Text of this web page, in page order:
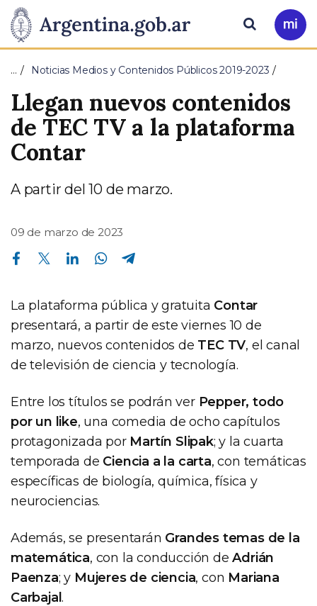
Presidencia
de
la
Nación
Pasar al contenido principal
Ir
a
Buscar
… Noticias Medios y Contenidos Públicos 2019-2023
Llegan nuevos contenidos
de TEC TV a la plataforma
Contar
A partir del 10 de marzo.
09 de marzo de 2023
Compartir en Facebook Compartir en Twitter Compartir en Linkedin Compartir en Whatsapp
La plataforma pública y gratuita Contar
presentará, a partir de este viernes 10 de
marzo, nuevos contenidos de TEC TV, el canal
de televisión de ciencia y tecnología.
Entre los títulos se podrán ver Pepper, todo
por un like, una comedia de ocho capítulos
protagonizada por Martín Slipak; y la cuarta
temporada de Ciencia a la carta, con temáticas
específicas de biología, química, física y
neurociencias.
Además, se presentarán Grandes temas de la
matemática, con la conducción deAdrián
Paenza; y Mujeres de ciencia, con Mariana
Carbajal.